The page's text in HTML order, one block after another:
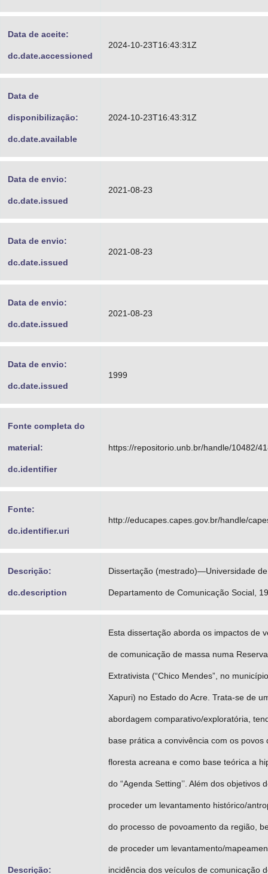
Data de aceite:
dc.date.accessioned
2024-10-23T16:43:31Z
Data de
disponibilização:
dc.date.available
2024-10-23T16:43:31Z
Data de envio:
dc.date.issued
2021-08-23
Data de envio:
dc.date.issued
2021-08-23
Data de envio:
dc.date.issued
2021-08-23
Data de envio:
dc.date.issued
1999
Fonte completa do
material:
dc.identifier
https://repositorio.unb.br/handle/10482/
Fonte:
dc.identifier.uri
http://educapes.capes.gov.br/handle/
Descrição:
dc.description
Dissertação (mestrado)—Universidade
Departamento de Comunicação Social,
Descrição:
Esta dissertação aborda os impactos de
de comunicação de massa numa Reserva
Extrativista (“Chico Mendes”, no
Xapuri) no Estado do Acre. Trata-se de
abordagem comparativo/exploratória,
base prática a convivência com os povos
floresta acreana e como base teórica a
do “Agenda Setting’’. Além dos objetivos
proceder um levantamento histórico/
do processo de povoamento da região,
de proceder um levantamento/
incidência dos veículos de comunicação